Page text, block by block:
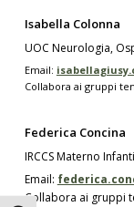
Isabella Colonna
UOC Neurologia,
Email:
Collabora ai gruppi
Federica Concina
IRCCS Materno
Email:
Collabora ai gruppi